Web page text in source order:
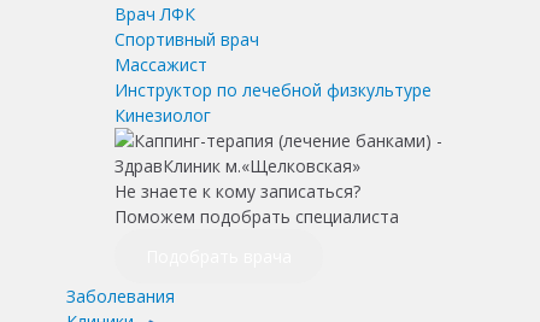
Врач ЛФК
Спортивный врач
Массажист
Инструктор по лечебной физкультуре
Кинезиолог
Не знаете к кому записаться?
Поможем подобрать специалиста
Заболевания